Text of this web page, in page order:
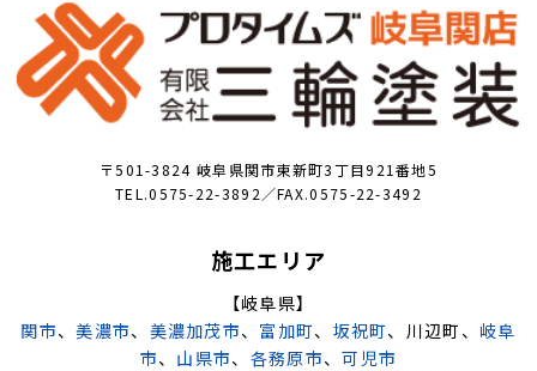
〒501-3824 岐阜県関市東新町3丁目921番地5
TEL.0575-22-3892／FAX.0575-22-3492
施工エリア
【岐阜県】
関市、美濃市、 美濃加茂市、 富加町、 坂祝町、川辺町、 岐阜
市、 山県市、 各務原市、可児市